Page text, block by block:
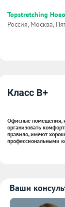
Topstretching
Россия, Москва,
Класс B+
Офисные помещения,
организовать
правило, имеют
профессиональными
Ваши